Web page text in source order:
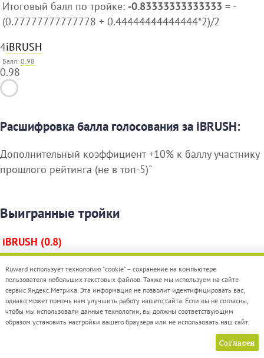
Итоговый балл по тройке: -0.83333333333333 = -
(0.77777777777778 + 0.44444444444444*2)/2
4iBRUSH
Балл:0.98
0.98
Расшифровка балла голосования за iBRUSH:
Дополнительный коэффициент +10% к баллу участнику
прошлого рейтинга (не в топ-5)"
Выигранные тройки
iBRUSH (0.8)
Айтигро (0.36363636363636)
Старта (0.25)
Итоговый балл по тройке:1.4136363636364=
Ruward использует технологию "cookie" – сохранение на компьютере
пользователя небольших текстовых файлов. Также мы используем на сайте
сервис Яндекс.Метрика. Эта информация не позволит идентифицировать вас,
однако может помочь нам улучшить работу нашего сайта. Если вы не согласны,
чтобы мы использовали данные технологии, вы должны соответствующим
образом установить настройки вашего браузера или не использовать наш сайт.
Согласен